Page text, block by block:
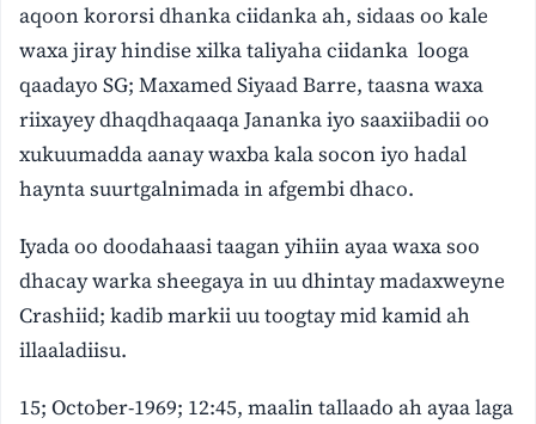
aqoon kororsi dhanka ciidanka ah, sidaas oo kale
waxa jiray hindise xilka taliyaha ciidanka looga
qaadayo SG; Maxamed Siyaad Barre, taasna waxa
riixayey dhaqdhaqaaqa Jananka iyo saaxiibadii oo
xukuumadda aanay waxba kala socon iyo hadal
haynta suurtgalnimada in afgembi dhaco.
Iyada oo doodahaasi taagan yihiin ayaa waxa soo
dhacay warka sheegaya in uu dhintay madaxweyne
Crashiid; kadib markii uu toogtay mid kamid ah
illaaladiisu.
15; October-1969; 12:45, maalin tallaado ah ayaa laga